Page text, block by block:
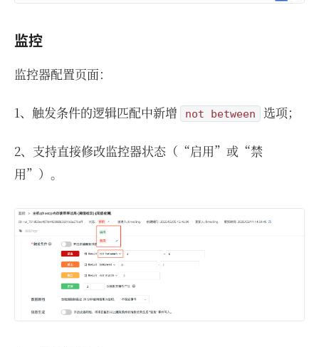
监控
监控器配置页面：
1、触发条件的逻辑匹配中新增 not between 选项；
2、支持直接修改监控器状态（“启用”或“禁
用”）。